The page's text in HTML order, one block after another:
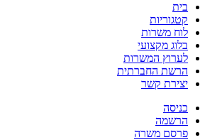
בית
קטגוריות
לוח משרות
בלוג מקצועי
לערוץ המשרות
הרשת החברתית
יצירת קשר
כניסה
הרשמה
פרסם משרה